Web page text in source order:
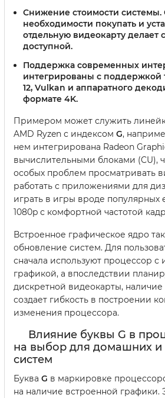
Снижение стоимости системы.
необходимости покупать и
отдельную видеокарту делает
доступной.
Поддержка современных
интегрированы с поддержкой
12, Vulkan и аппаратного
формате 4K.
Примером может служить
AMD Ryzen с индексом G,
нем интегрирована Radeon
вычислительными блоками (CU),
особых проблем просматривать
работать с приложениями для
играть в игры вроде популярных
1080p с комфортной частотой
Встроенное графическое ядро
обновление систем. Для
сначала используют процессор с
графикой, а впоследствии
дискретной видеокарты, наличие
создает гибкость в построении
изменения процессора.
Влияние буквы G в
на выбор для домашних
систем
Буква G в маркировке
на наличие встроенной графики.